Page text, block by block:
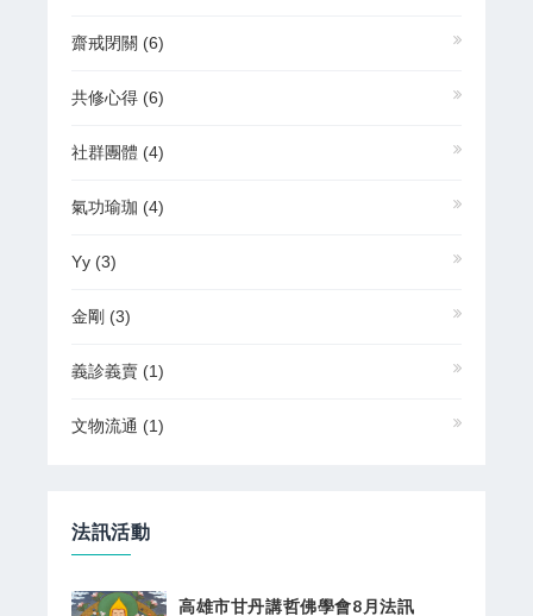
齋戒閉關 (6)
共修心得 (6)
社群團體 (4)
氣功瑜珈 (4)
Yy (3)
金剛 (3)
義診義賣 (1)
文物流通 (1)
法訊活動
高雄市甘丹講哲佛學會8月法訊